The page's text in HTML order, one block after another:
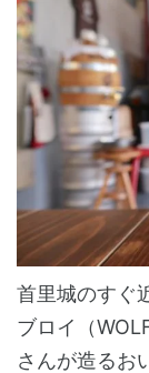
首里城のすぐ
ブロイ（
さんが造るお